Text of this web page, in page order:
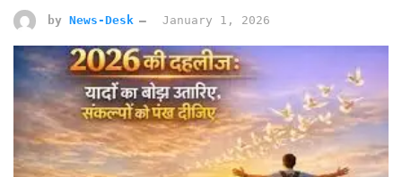
by News-Desk January 1, 2026